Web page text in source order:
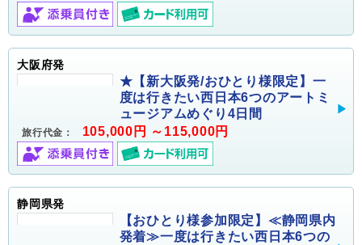
大阪府発
★【新大阪発/おひとり様限定】一
度は行きたい西日本6つのアートミ
ュージアムめぐり4日間
旅行代金： 105,000円 ～115,000円
静岡県発
【おひとり様参加限定】≪静岡県内
発着≫一度は行きたい西日本6つの